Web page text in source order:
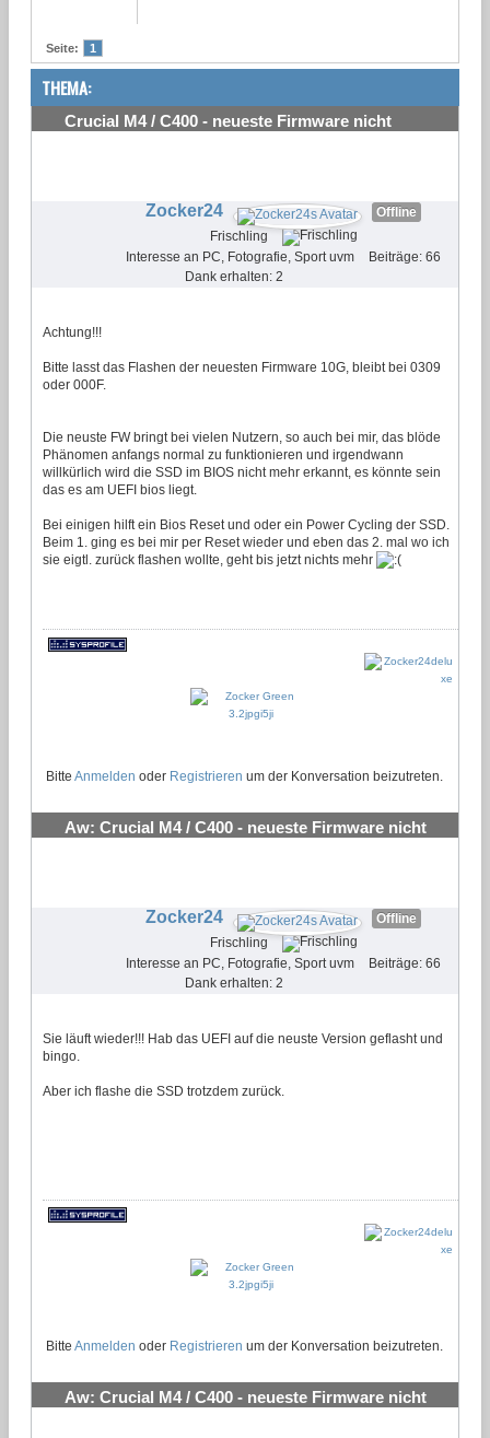
Seite: 1
THEMA:
Crucial M4 / C400 - neueste Firmware nicht
Zocker24
Offline
Frischling
Interesse an PC, Fotografie, Sport uvm
Beiträge: 66
Dank erhalten: 2
Achtung!!!
Bitte lasst das Flashen der neuesten Firmware 10G, bleibt bei 0309
oder 000F.
Die neuste FW bringt bei vielen Nutzern, so auch bei mir, das blöde
Phänomen anfangs normal zu funktionieren und irgendwann
willkürlich wird die SSD im BIOS nicht mehr erkannt, es könnte sein
das es am UEFI bios liegt.
Bei einigen hilft ein Bios Reset und oder ein Power Cycling der SSD.
Beim 1. ging es bei mir per Reset wieder und eben das 2. mal wo ich
sie eigtl. zurück flashen wollte, geht bis jetzt nichts mehr
Bitte Anmelden oder Registrieren um der Konversation beizutreten.
Aw: Crucial M4 / C400 - neueste Firmware nicht
Zocker24
Offline
Frischling
Interesse an PC, Fotografie, Sport uvm
Beiträge: 66
Dank erhalten: 2
Sie läuft wieder!!! Hab das UEFI auf die neuste Version geflasht und
bingo.
Aber ich flashe die SSD trotzdem zurück.
Bitte Anmelden oder Registrieren um der Konversation beizutreten.
Aw: Crucial M4 / C400 - neueste Firmware nicht